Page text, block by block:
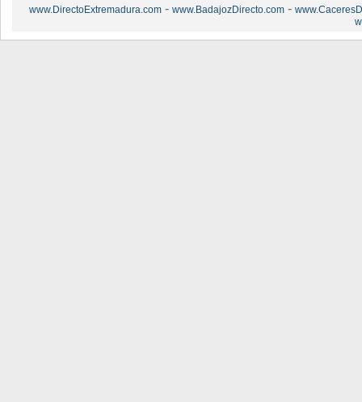
www.DirectoExtremadura.com - www.BadajozDirecto.com -